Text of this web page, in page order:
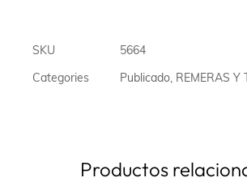
SKU 5664
Categories Publicado, REMERAS Y
Productos